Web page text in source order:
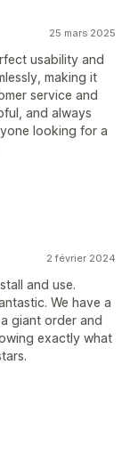
25 mars 2025
usability and
making it
service and
and always
looking for a
2 février 2024
and use.
We have a
giant order and
exactly what